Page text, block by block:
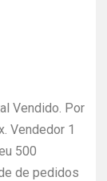
Vendido. Por
Vendedor 1
500
de pedidos